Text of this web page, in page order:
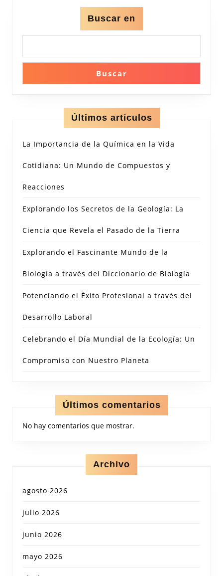
Buscar en
Buscar
Últimos artículos
La Importancia de la Química en la Vida
Cotidiana: Un Mundo de Compuestos y
Reacciones
Explorando los Secretos de la Geología: La
Ciencia que Revela el Pasado de la Tierra
Explorando el Fascinante Mundo de la
Biología a través del Diccionario de Biología
Potenciando el Éxito Profesional a través del
Desarrollo Laboral
Celebrando el Día Mundial de la Ecología: Un
Compromiso con Nuestro Planeta
Últimos comentarios
No hay comentarios que mostrar.
Archivo
agosto 2026
julio 2026
junio 2026
mayo 2026